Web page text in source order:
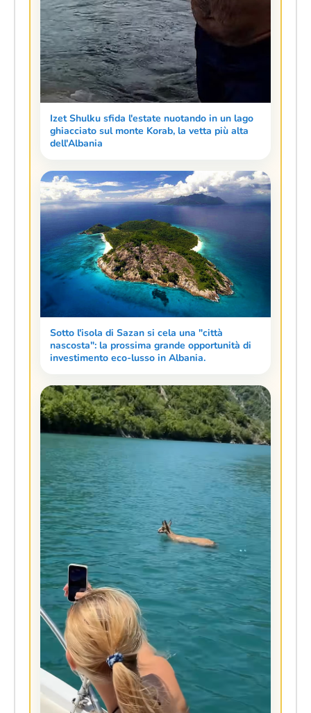
Izet Shulku sfida l'estate nuotando in un lago
ghiacciato sul monte Korab, la vetta più alta
dell'Albania
Sotto l'isola di Sazan si cela una "città
nascosta": la prossima grande opportunità di
investimento eco-lusso in Albania.